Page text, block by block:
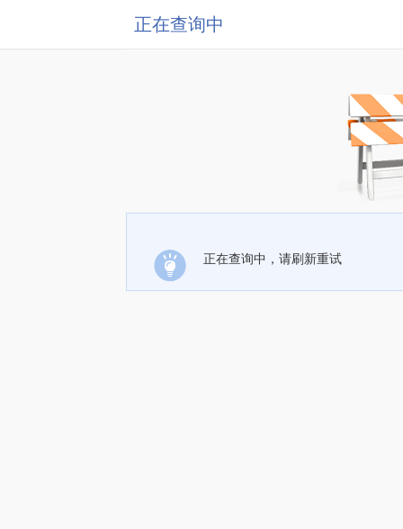
正在查询中
正在查询中，请刷新重试